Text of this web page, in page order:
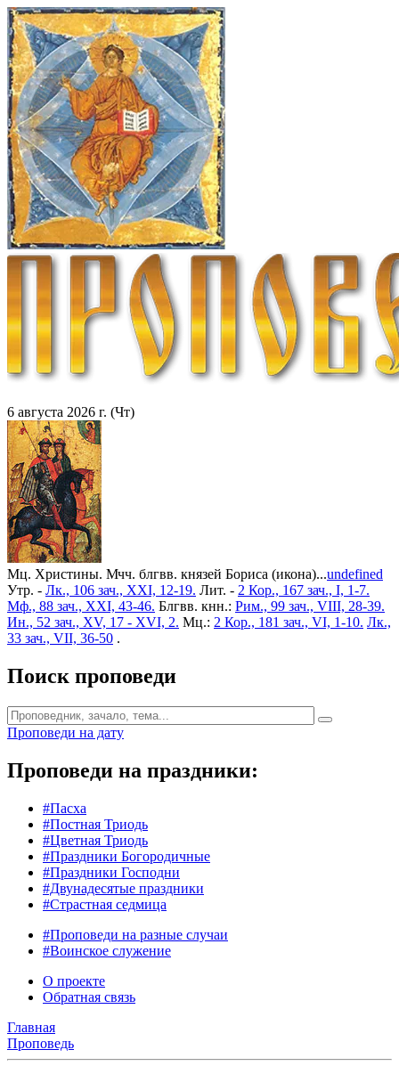
6 августа 2026 г. (Чт)
Мц. Христины. Мчч. блгвв. князей Бориса (икона)...undefined
Утр. - Лк., 106 зач., XXI, 12-19. Лит. - 2 Кор., 167 зач., I, 1-7.
Мф., 88 зач., XXI, 43-46. Блгвв. кнн.: Рим., 99 зач., VIII, 28-39.
Ин., 52 зач., XV, 17 - XVI, 2. Мц.: 2 Кор., 181 зач., VI, 1-10. Лк.,
33 зач., VII, 36-50 .
Поиск проповеди
Проповеди на дату
Проповеди на праздники:
#Пасха
#Постная Триодь
#Цветная Триодь
#Праздники Богородичные
#Праздники Господни
#Двунадесятые праздники
#Страстная седмица
#Проповеди на разные случаи
#Воинское служение
О проекте
Обратная связь
Главная
Проповедь